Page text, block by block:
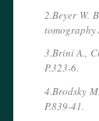
2.Beyer W.
3.Brini A.,
P.323-6.
4.Brodsky
P.839-41.